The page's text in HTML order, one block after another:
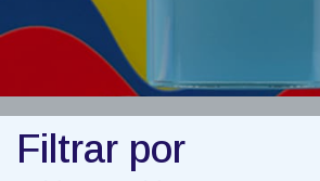
Filtrar por